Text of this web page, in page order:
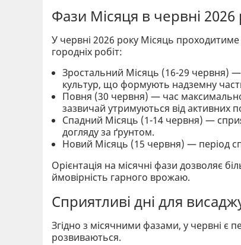
Фази Місяця в червні 2026
У червні 2026 року Місяць
городніх робіт:
Зростальний Місяць (16-29 червня)
культур, що формують надземну
Повня (30 червня) — час
зазвичай утримуються від активних
Спадний Місяць (1-14 червня) —
догляду за ґрунтом.
Новий Місяць (15 червня) — період
Орієнтація на місячні фази дозволяє
ймовірність гарного врожаю.
Сприятливі дні для
Згідно з місячними фазами, у червні
розвиваються.